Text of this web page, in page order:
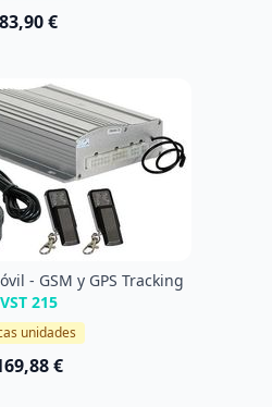
83,90 €
- GSM y GPS Tracking
VST 215
unidades
€